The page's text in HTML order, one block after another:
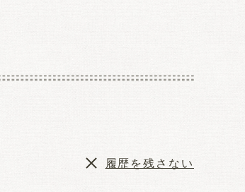
履歴を残さない